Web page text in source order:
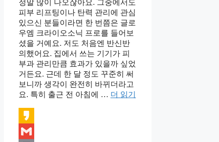
정말 많이 나오잖아요. 그중에서도
피부 리프팅이나 탄력 관리에 관심
있으신 분들이라면 한 번쯤은 글로
우엠 크라이오소닉 프로를 들어보
셨을 거예요. 저도 처음엔 반신반
의했어요. 집에서 쓰는 기기가 피
부과 관리만큼 효과가 있을까 싶었
거든요. 근데 한 달 정도 꾸준히 써
보니까 생각이 완전히 바뀌더라고
요. 특히 출근 전 아침에 … 더 읽기
Kakao